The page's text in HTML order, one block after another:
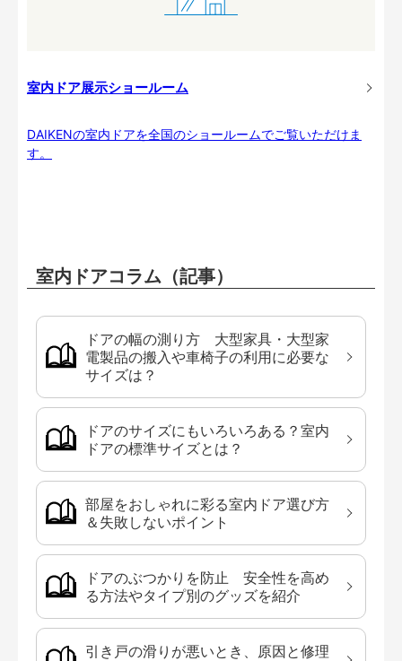
室内ドア展示ショールーム
DAIKENの室内ドアを全国のショールームでご覧いただけま
す。
室内ドアコラム（記事）
ドアの幅の測り方 大型家具・大型家
電製品の搬入や車椅子の利用に必要な
サイズは？
ドアのサイズにもいろいろある？室内
ドアの標準サイズとは？
部屋をおしゃれに彩る室内ドア選び方
＆失敗しないポイント
ドアのぶつかりを防止 安全性を高め
る方法やタイプ別のグッズを紹介
引き戸の滑りが悪いとき、原因と修理